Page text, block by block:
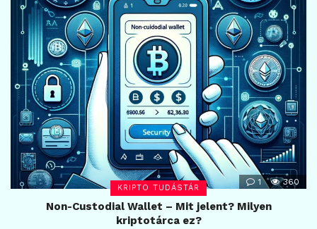
KRIPTO TUDÁSTÁR
1 360
Non-Custodial Wallet – Mit jelent? Milyen
kriptotárca ez?